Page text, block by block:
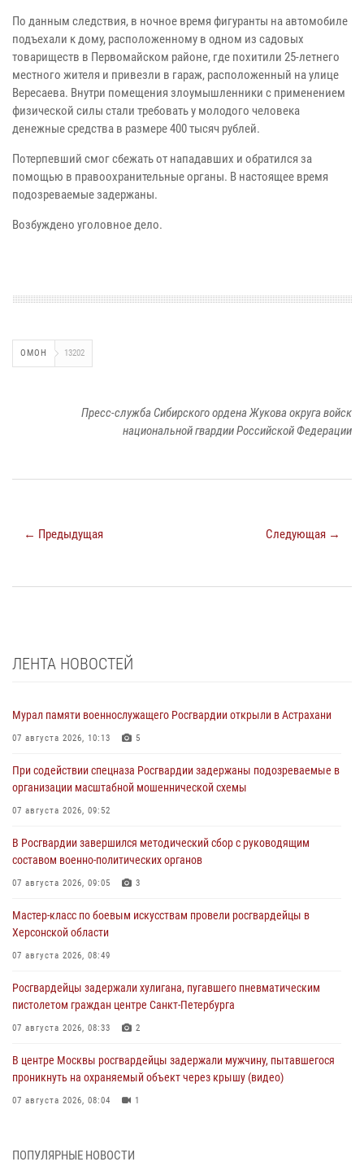
По данным следствия, в ночное время фигуранты на автомобиле
подъехали к дому, расположенному в одном из садовых
товариществ в Первомайском районе, где похитили 25-летнего
местного жителя и привезли в гараж, расположенный на улице
Вересаева. Внутри помещения злоумышленники с применением
физической силы стали требовать у молодого человека
денежные средства в размере 400 тысяч рублей.
Потерпевший смог сбежать от нападавших и обратился за
помощью в правоохранительные органы. В настоящее время
подозреваемые задержаны.
Возбуждено уголовное дело.
ОМОН 13202
Пресс-служба Сибирского ордена Жукова округа войск
национальной гвардии Российской Федерации
← Предыдущая Следующая →
ЛЕНТА НОВОСТЕЙ
Мурал памяти военнослужащего Росгвардии открыли в Астрахани
07 августа 2026, 10:13 5
При содействии спецназа Росгвардии задержаны подозреваемые в
организации масштабной мошеннической схемы
07 августа 2026, 09:52
В Росгвардии завершился методический сбор с руководящим
составом военно-политических органов
07 августа 2026, 09:05 3
Мастер-класс по боевым искусствам провели росгвардейцы в
Херсонской области
07 августа 2026, 08:49
Росгвардейцы задержали хулигана, пугавшего пневматическим
пистолетом граждан центре Санкт-Петербурга
07 августа 2026, 08:33 2
В центре Москвы росгвардейцы задержали мужчину, пытавшегося
проникнуть на охраняемый объект через крышу (видео)
07 августа 2026, 08:04 1
специальной военной операции, переданы специальные
ПОПУЛЯРНЫЕ НОВОСТИ